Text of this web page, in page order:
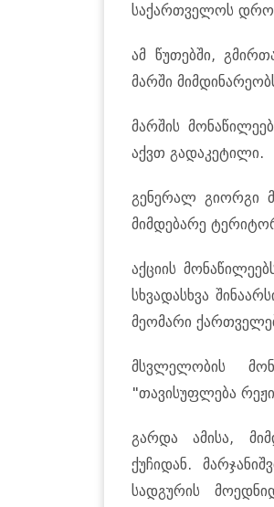
საქართველოს
ამ წუთებში,
მარში
მარშის
აქვთ გადაკეტილი.
გენერალ გიორგი
მიმდებარე
აქციის
სხვადასხვა
მეომარი
მსვლელობის
"თავისუფლება
გარდა ამისა,
ქუჩიდან.
სადგურის